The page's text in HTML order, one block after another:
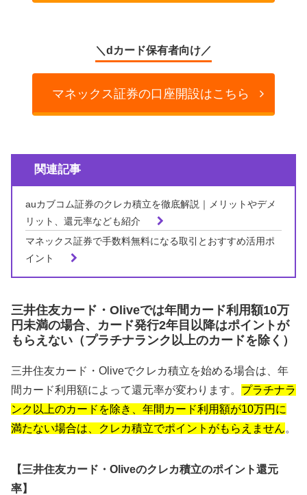
＼dカード保有者向け／
マネックス証券の口座開設はこちら
関連記事
auカブコム証券のクレカ積立を徹底解説｜メリットやデメ
リット、還元率なども紹介
マネックス証券で手数料無料になる取引とおすすめ活用ポ
イント
三井住友カード・Oliveでは年間カード利用額10万
円未満の場合、カード発行2年目以降はポイントが
もらえない（プラチナランク以上のカードを除く）
三井住友カード・Oliveでクレカ積立を始める場合は、年
間カード利用額によって還元率が変わります。 プラチナラ
ンク以上のカードを除き、年間カード利用額が10万円に
満たない場合は、クレカ積立でポイントがもらえません。
【三井住友カード・Oliveのクレカ積立のポイント還元
率】